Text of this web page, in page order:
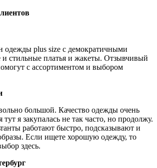
одежды plus size с демократичными
стильные платья и жакеты. Отзывчивый
с ассортиментом и выбором
большой. Качество одежды очень
тут я закупалась не так часто, но продолжу.
работают быстро, подсказывают и
Если ищете хорошую одежду, то
здесь.